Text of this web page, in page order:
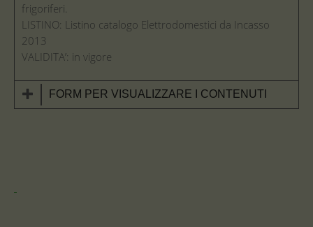
frigoriferi.
LISTINO: Listino catalogo Elettrodomestici da Incasso
2013
VALIDITA’: in vigore
FORM PER VISUALIZZARE I CONTENUTI